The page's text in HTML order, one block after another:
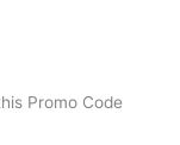
Promo Code